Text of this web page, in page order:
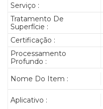
Serviço :
Tratamento De
Superfície :
Certificação :
Processamento
Profundo :
Nome Do Item :
Aplicativo :